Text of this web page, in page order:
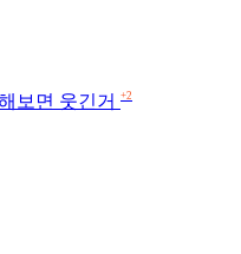
보면 웃긴거 +2